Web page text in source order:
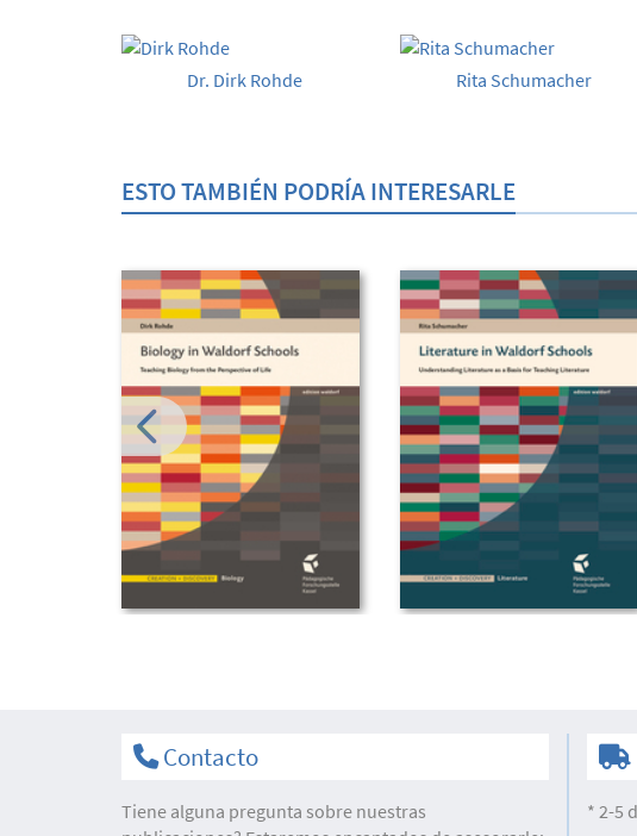
Dr. Dirk Rohde Rita Schumacher
ESTO TAMBIÉN PODRÍA INTERESARLE
Contacto
Tiene alguna pregunta sobre nuestras
* 2-5